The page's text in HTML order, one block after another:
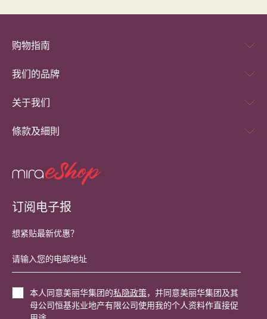
购物指南
我们的品牌
关于我们
條款及細則
订阅电子报
想紧贴最新优惠？
本人同意美丽华集团的私隐政策，并同意美丽华集团及其
母公司恒基兆业地产有限公司使用我的个人资料作直接促